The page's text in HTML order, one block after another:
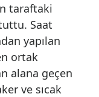
taraftaki
Saat
yapılan
ortak
alana geçen
ve sıcak